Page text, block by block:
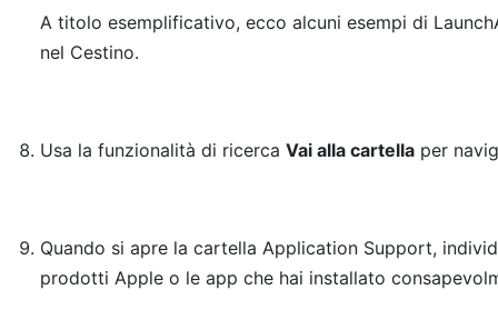
A titolo esemplificativo, ecco alcuni esempi di
nel Cestino.
Usa la funzionalità di ricercaVai alla cartella per
Quando si apre la cartella Application Support,
prodotti Apple o le app che hai installato